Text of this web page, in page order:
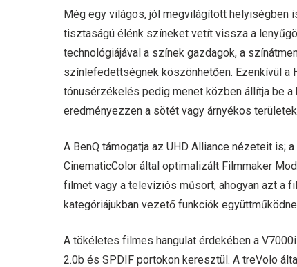
Még egy világos, jól megvilágított helyiségben
tisztaságú élénk színeket vetít vissza a
technológiájával a színek gazdagok, a
színlefedettségnek köszönhetően. Ezenkívül a
tónusérzékelés pedig menet közben állítja be
eredményezzen a sötét vagy árnyékos
A BenQ támogatja az UHD Alliance nézeteit is;
CinematicColor által optimalizált Filmmaker
filmet vagy a televíziós műsort, ahogyan azt a
kategóriájukban vezető funkciók
A tökéletes filmes hangulat érdekében a
2.0b és SPDIF portokon keresztül. A treVolo